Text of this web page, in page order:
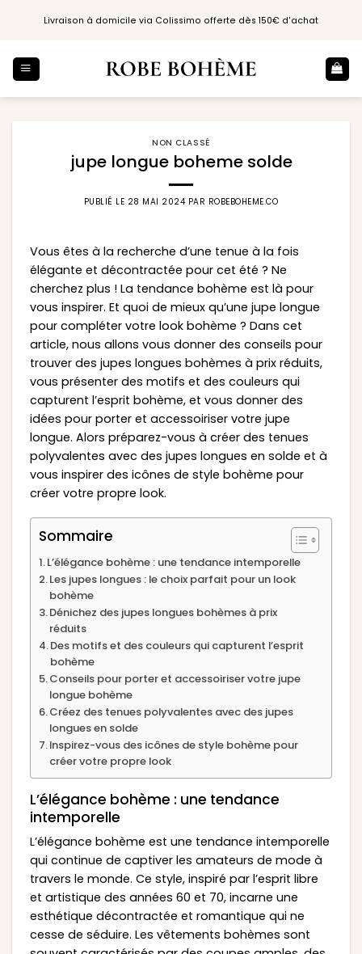
Livraison à domicile via Colissimo offerte dès 150€ d'achat
NON CLASSÉ
jupe longue boheme solde
PUBLIÉ LE 28 MAI 2024 PAR ROBEBOHEME.CO
Vous êtes à la recherche d’une tenue à la fois
élégante et décontractée pour cet été ? Ne
cherchez plus ! La tendance bohème est là pour
vous inspirer. Et quoi de mieux qu’une jupe longue
pour compléter votre look bohème ? Dans cet
article, nous allons vous donner des conseils pour
trouver des jupes longues bohèmes à prix réduits,
vous présenter des motifs et des couleurs qui
capturent l’esprit bohème, et vous donner des
idées pour porter et accessoiriser votre jupe
longue. Alors préparez-vous à créer des tenues
polyvalentes avec des jupes longues en solde et à
vous inspirer des icônes de style bohème pour
créer votre propre look.
Sommaire
L’élégance bohème : une tendance intemporelle
Les jupes longues : le choix parfait pour un look
bohème
Dénichez des jupes longues bohèmes à prix
réduits
Des motifs et des couleurs qui capturent l’esprit
bohème
Conseils pour porter et accessoiriser votre jupe
longue bohème
Créez des tenues polyvalentes avec des jupes
longues en solde
Inspirez-vous des icônes de style bohème pour
créer votre propre look
L’élégance bohème : une tendance
intemporelle
L’élégance bohème est une tendance intemporelle
qui continue de captiver les amateurs de mode à
travers le monde. Ce style, inspiré par l’esprit libre
et artistique des années 60 et 70, incarne une
esthétique décontractée et romantique qui ne
cesse de séduire. Les vêtements bohèmes sont